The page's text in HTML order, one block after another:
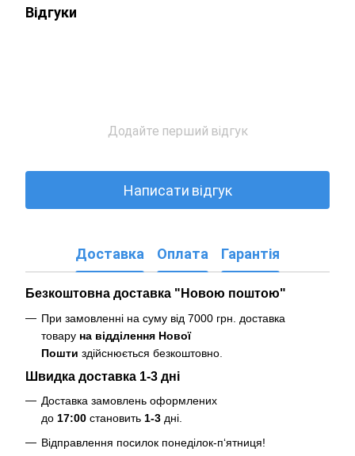
Відгуки
Додайте перший відгук
Написати відгук
Доставка Оплата Гарантія
Безкоштовна доставка "Новою поштою"
При замовленні на суму від 7000 грн. доставка
товару на відділення Нової
Пошти здійснюється безкоштовно
Швидка доставка 1-3 дні
Доставка замовлень оформлених
до 17:00 становить 1-3 дні.
Відправлення посилок понеділок-п‘ятниця!